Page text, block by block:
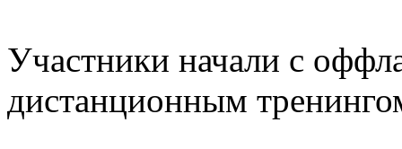
Участники начали с
дистанционным